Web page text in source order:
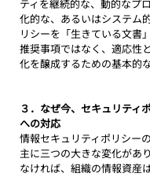
ティを継続的な、動的なプ
化的な、あるいはシステム
リシーを「生きている文書
推奨事項ではなく、適応性
化を醸成するための基本的
３．なぜ今、セキュリティ
への対応
情報セキュリティポリシー
主に三つの大きな変化があ
なければ、組織の情報資産